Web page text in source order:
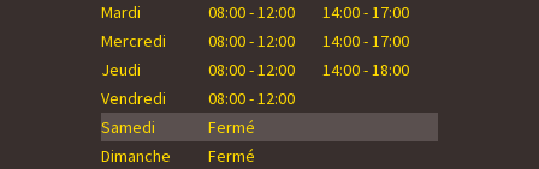
Mardi
08:00 - 12:00
14:00 - 17:00
Mercredi
08:00 - 12:00
14:00 - 17:00
Jeudi
08:00 - 12:00
14:00 - 18:00
Vendredi
08:00 - 12:00
Samedi
Fermé
Dimanche
Fermé